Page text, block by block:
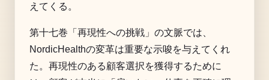
えてくる。
第十七巻「再現性への挑戦」の文脈では、
NordicHealthの変革は重要な示唆を与えてくれ
た。再現性のある顧客選択を獲得するために